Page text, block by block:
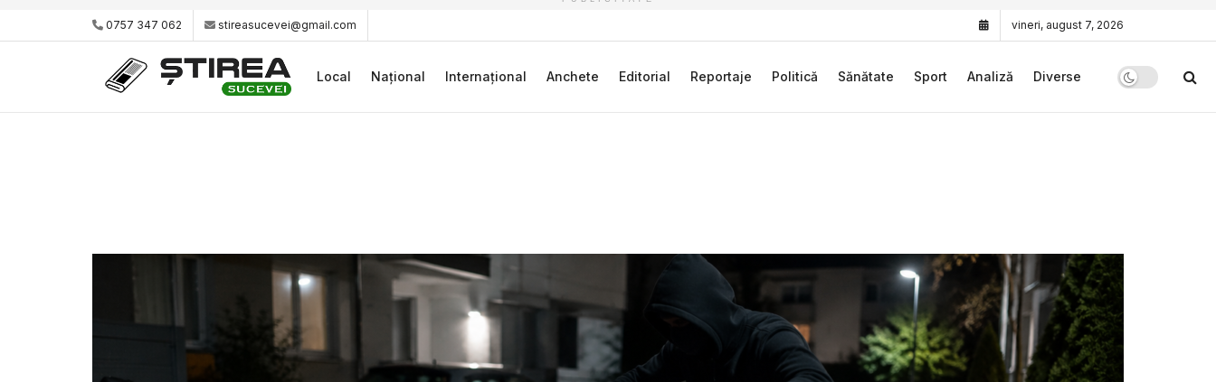
0757 347 062 stireasucevei@gmail.com vineri, august 7, 2026
Local Național Internațional Anchete Editorial Reportaje Politică Sănătate Sport Analiză Diverse